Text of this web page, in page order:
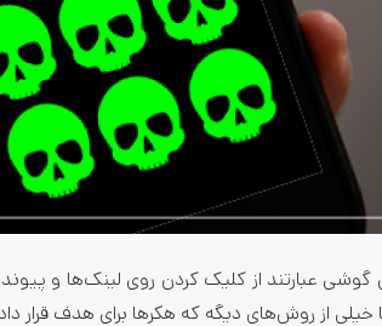
عبارتند از کلیک کردن روی لینک‌ها و
از روش‌های دیگه که هکرها برای هدف قرار